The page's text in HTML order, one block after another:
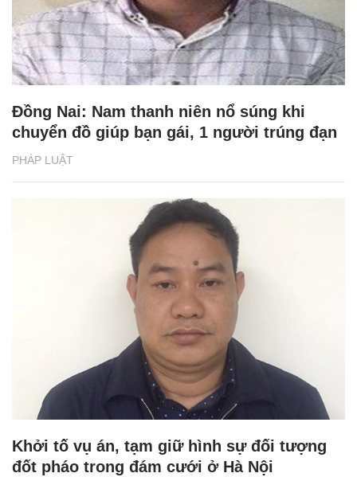
PHÁP LUẬT
Đồng Nai: Nam thanh niên nổ súng khi
chuyển đồ giúp bạn gái, 1 người trúng đạn
Khởi tố vụ án, tạm giữ hình sự đối tượng
đốt pháo trong đám cưới ở Hà Nội